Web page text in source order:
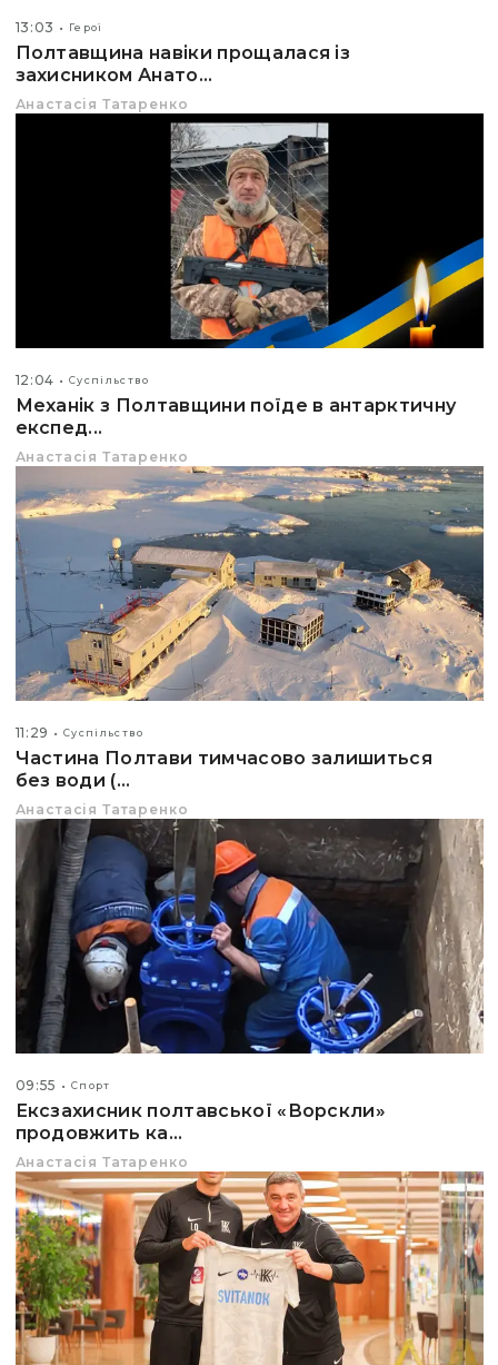
13:03 Герої
Полтавщина навіки прощалася із
захисником Анато...
Анастасія Татаренко
12:04 Суспільство
Механік з Полтавщини поїде в антарктичну
експед...
Анастасія Татаренко
11:29 Суспільство
Частина Полтави тимчасово залишиться
без води (...
Анастасія Татаренко
09:55 Спорт
Ексзахисник полтавської «Ворскли»
продовжить ка...
Анастасія Татаренко